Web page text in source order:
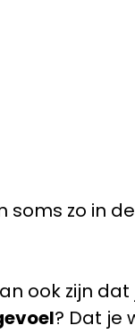
zo in
ook zijn dat
? Dat je